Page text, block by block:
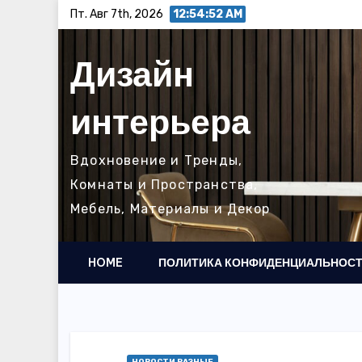
содержимому
Пт. Авг 7th, 2026 12:54:53 AM
Дизайн
интерьера
Вдохновение и Тренды,
Комнаты и Пространства,
Мебель, Материалы и Декор
HOME ПОЛИТИКА